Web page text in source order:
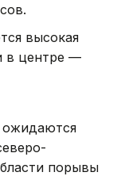
высокая
в центре —
ожидаются
порывы